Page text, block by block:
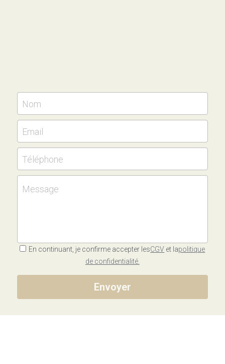
Nom
Email
Téléphone
Message
En continuant, je confirme accepter lesCGV et lapolitique
de confidentialité.
Envoyer